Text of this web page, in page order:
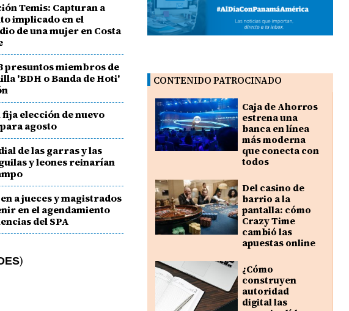
Temis: Capturan a
implicado en el
de una mujer en Costa
presuntos miembros de
'BDH o Banda de Hoti'
elección de nuevo
agosto
de las garras y las
y leones reinarían
a jueces y magistrados
en el agendamiento
del SPA
)
CONTENIDO PATROCINADO
Caja de Ahorros
estrena una
banca en línea
más moderna
que conecta con
todos
Del casino de
barrio a la
pantalla: cómo
Crazy Time
cambió las
apuestas online
¿Cómo
construyen
autoridad
digital las